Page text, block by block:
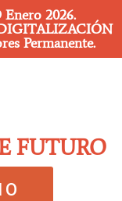
2026.
Permanente.
FUTURO